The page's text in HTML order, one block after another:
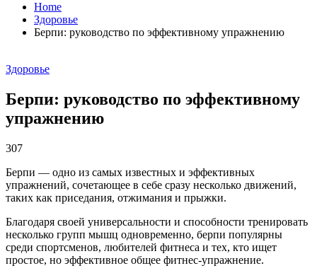
Home
Здоровье
Берпи: руководство по эффективному упражнению
Здоровье
Берпи: руководство по эффективному
упражнению
307
Берпи — одно из самых известных и эффективных
упражнений, сочетающее в себе сразу несколько движений,
таких как приседания, отжимания и прыжки.
Благодаря своей универсальности и способности тренировать
несколько групп мышц одновременно, берпи популярны
среди спортсменов, любителей фитнеса и тех, кто ищет
простое, но эффективное общее фитнес-упражнение.